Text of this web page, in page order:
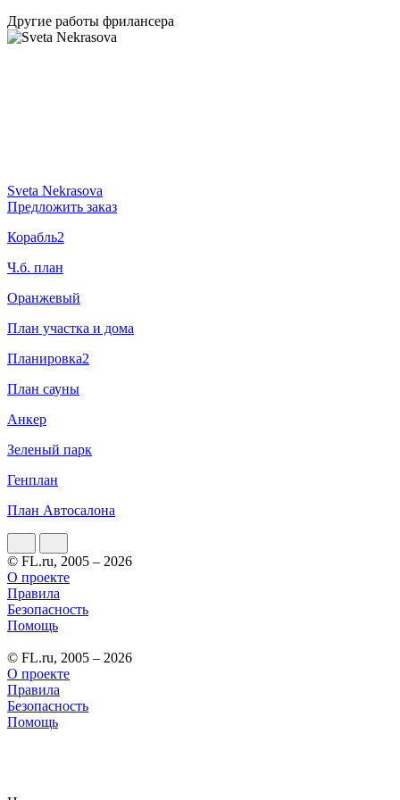
Другие работы фрилансера
Sveta Nekrasova
Предложить заказ
Корабль2
Ч.б. план
Оранжевый
План участка и дома
Планировка2
План сауны
Анкер
Зеленый парк
Генплан
План Автосалона
© FL.ru, 2005 – 2026
О проекте
Правила
Безопасность
Помощь
© FL.ru, 2005 – 2026
О проекте
Правила
Безопасность
Помощь